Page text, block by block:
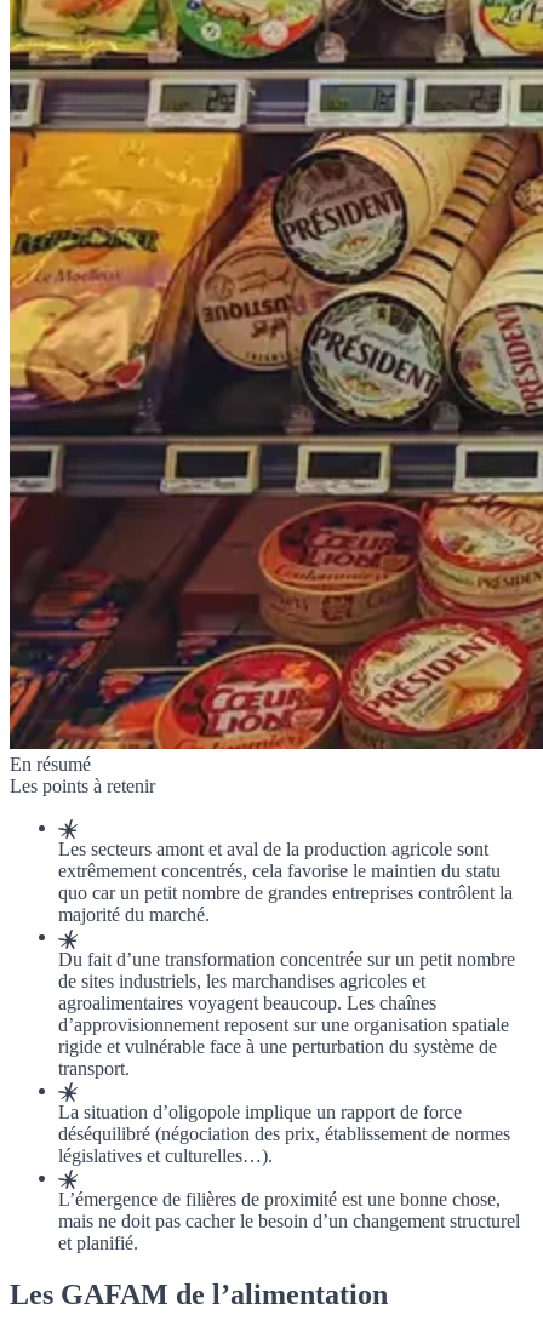
En résumé
Les points à retenir
Les secteurs amont et aval de la production agricole sont
extrêmement concentrés, cela favorise le maintien du statu
quo car un petit nombre de grandes entreprises contrôlent la
majorité du marché.
Du fait d’une transformation concentrée sur un petit nombre
de sites industriels, les marchandises agricoles et
agroalimentaires voyagent beaucoup. Les chaînes
d’approvisionnement reposent sur une organisation spatiale
rigide et vulnérable face à une perturbation du système de
transport.
La situation d’oligopole implique un rapport de force
déséquilibré (négociation des prix, établissement de normes
législatives et culturelles…).
L’émergence de filières de proximité est une bonne chose,
mais ne doit pas cacher le besoin d’un changement structurel
et planifié.
Les GAFAM de l’alimentation